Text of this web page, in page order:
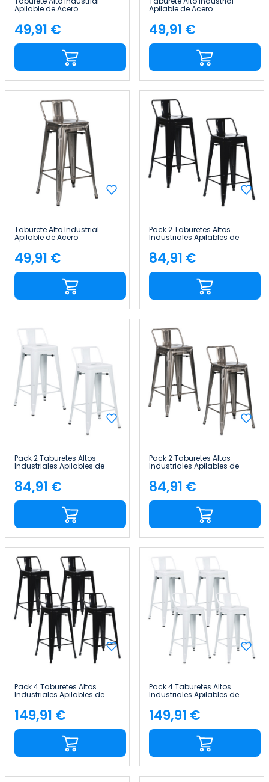
Apilable de Acero
41x41x85cm Thinia Home
Precio
49,91 €
Apilable de Acero
41x41x85cm Thinia Home
Precio
49,91 €
Taburete Alto Industrial
Apilable de Acero
41x41x85cm Thinia Home
Precio
49,91 €
Pack 2 Taburetes Altos
Industriales Apilables de
Acero 41x41x85cm Thinia
Home
Precio
84,91 €
Pack 2 Taburetes Altos
Industriales Apilables de
Acero 41x41x85cm Thinia
Home
Precio
84,91 €
Pack 2 Taburetes Altos
Industriales Apilables de
Acero 41x41x85cm Thinia
Home
Precio
84,91 €
Pack 4 Taburetes Altos
Industriales Apilables de
Acero 41x41x85cm Thinia
Home
Precio
149,91 €
Pack 4 Taburetes Altos
Industriales Apilables de
Acero 41x41x85cm Thinia
Home
Precio
149,91 €